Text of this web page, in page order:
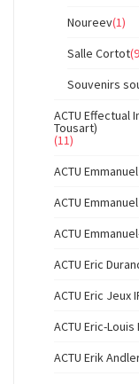
Noureev(1)
Salle Cortot
Souvenirs
ACTU Effectual
Tousart)
(11)
ACTU
ACTU
ACTU
ACTU Eric
ACTU Eric Jeux
ACTU Eric-Louis
ACTU Erik